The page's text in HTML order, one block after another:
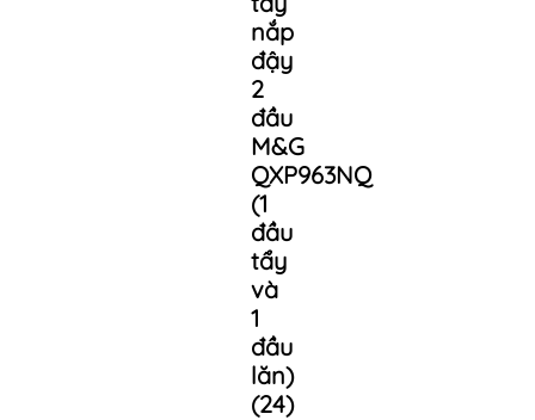
nắp
đậy
2
đầu
M&G
QXP963NQ
(1
đầu
tẩy
và
1
đầu
lăn)
(24)